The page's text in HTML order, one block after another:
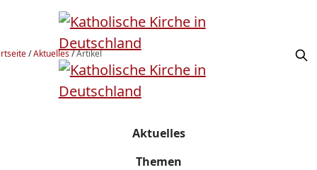
/Aktuelles/Artikel
Aktuelles
Themen